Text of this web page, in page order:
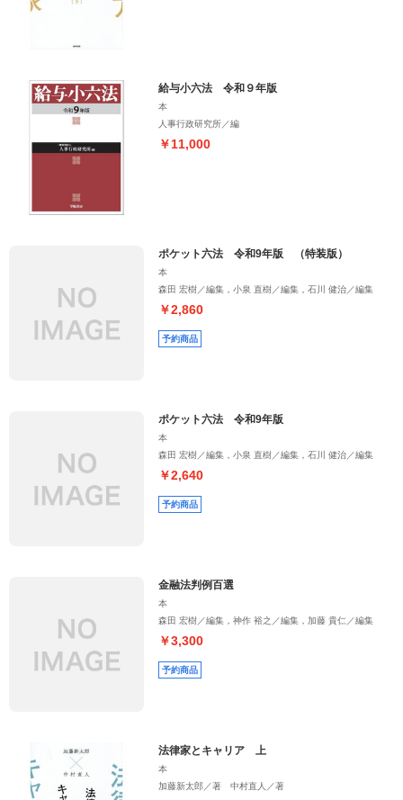
給与小六法 令和９年版
本
人事行政研究所／編
￥11,000
ポケット六法 令和9年版 （特装版）
本
森田 宏樹／編集，小泉 直樹／編集，石川 健治／編集
￥2,860
予約商品
ポケット六法 令和9年版
本
森田 宏樹／編集，小泉 直樹／編集，石川 健治／編集
￥2,640
予約商品
金融法判例百選
本
森田 宏樹／編集，神作 裕之／編集，加藤 貴仁／編集
￥3,300
予約商品
法律家とキャリア 上
本
加藤新太郎／著 中村直人／著